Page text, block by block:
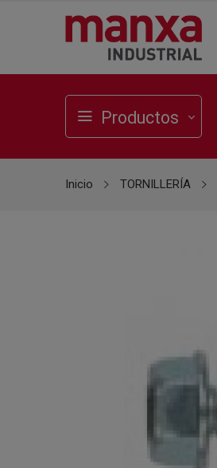
Productos
Inicio TORNILLERÍA